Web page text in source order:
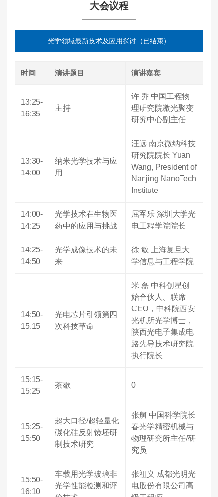
大会议程
光学领域最新技术及应用探讨（已结束）
时间 演讲题目 演讲嘉宾
13:25-
16:35
主持
许 乔 中国工程物
理研究院激光聚变
研究中心副主任
13:30-
14:00
纳米光学技术与应
用
汪远 南京微纳科技
研究院院长 Yuan
Wang, President of
Nanjing NanoTech
Institute
14:00-
14:25
光学技术在生物医
药中的应用与挑战
屈军乐 深圳大学光
电工程学院院长
14:25-
14:50
光学成像技术的未
来
徐 敏 上海复旦大
学信息与工程学院
14:50-
15:15
光电芯片引领第四
次科技革命
米 磊 中科创星创
始合伙人、联席
CEO，中科院西安
光机所光学博士，
陕西光电子集成电
路先导技术研究院
执行院长
15:15-
15:25
茶歇 0
15:25-
15:50
超大口径/超轻量化
碳化硅反射镜坯研
制技术研究
张舸 中国科学院长
春光学精密机械与
物理研究所主任/研
究员
15:50-
16:10
车载用光学玻璃非
光学性能检测和评
张祖义 成都光明光
电股份有限公司高